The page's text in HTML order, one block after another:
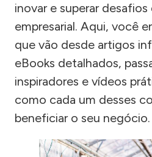
inovar e superar desafios
empresarial. Aqui, você
que vão desde artigos
eBooks detalhados,
inspiradores e vídeos
como cada um desses
beneficiar o seu negócio.